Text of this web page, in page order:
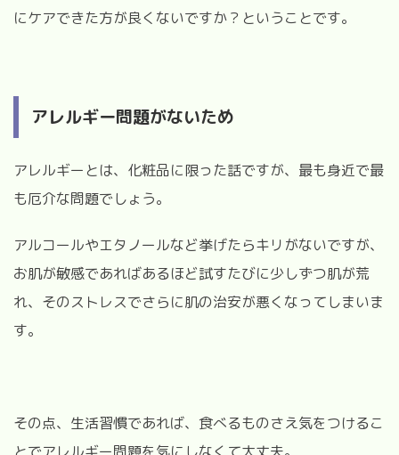
にケアできた方が良くないですか？ということです。
アレルギー問題がないため
アレルギーとは、化粧品に限った話ですが、最も身近で最
も厄介な問題でしょう。
アルコールやエタノールなど挙げたらキリがないですが、
お肌が敏感であればあるほど試すたびに少しずつ肌が荒
れ、そのストレスでさらに肌の治安が悪くなってしまいま
す。
その点、生活習慣であれば、食べるものさえ気をつけるこ
とでアレルギー問題を気にしなくて大丈夫。